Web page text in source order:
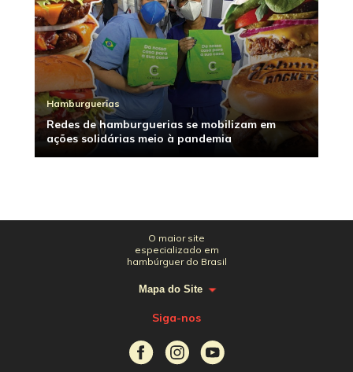
Hamburguerias
Redes de hamburguerias se mobilizam em
ações solidárias meio à pandemia
O maior site
especializado em
hambúrguer do Brasil
Mapa do Site
Siga-nos